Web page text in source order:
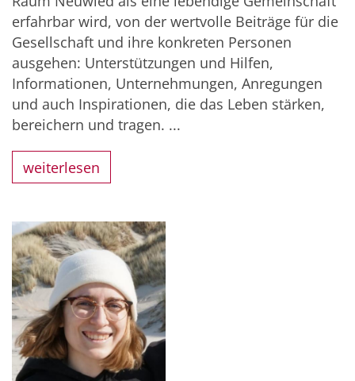
erfahrbar wird, von der wertvolle Beiträge für die
Gesellschaft und ihre konkreten Personen
ausgehen: Unterstützungen und Hilfen,
Informationen, Unternehmungen, Anregungen
und auch Inspirationen, die das Leben stärken,
bereichern und tragen. ...
weiterlesen